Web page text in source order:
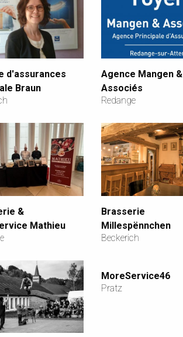
d'assurances
Braun
Agence Mangen &
Associés
Redange
&
Mathieu
Brasserie
Millespënnchen
Beckerich
MoreService46
Pratz